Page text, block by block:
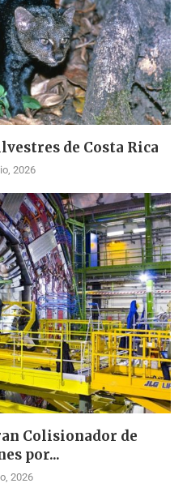
de Costa Rica
2026
Colisionador de
por...
2026